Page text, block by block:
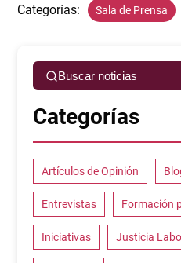
Categorías: Sala de Prensa
Buscar noticias
Categorías
Artículos de Opinión
Entrevistas Formación
Iniciativas Justicia